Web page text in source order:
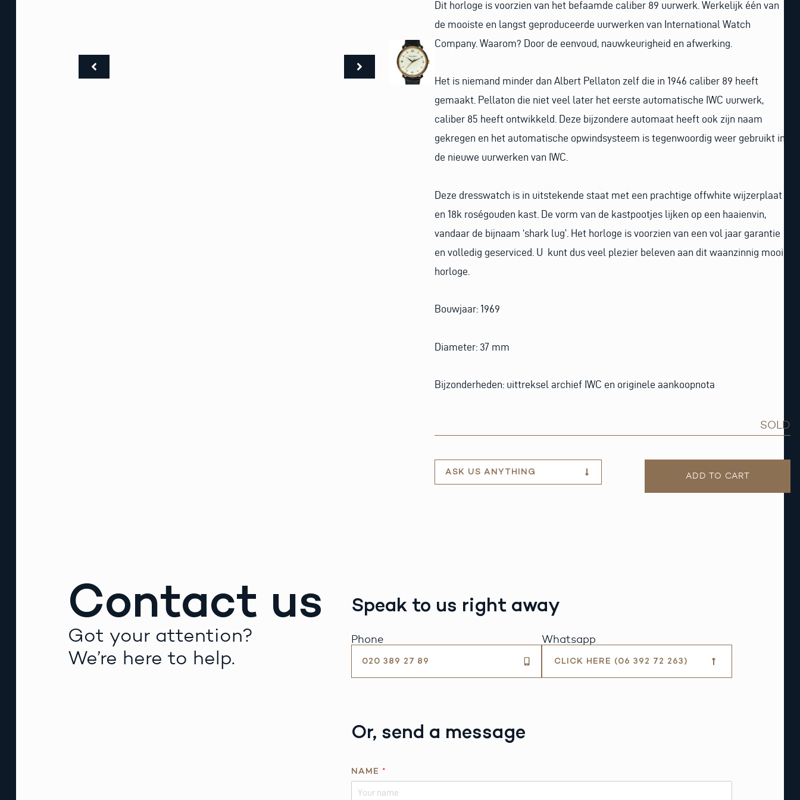
Dit horloge is voorzien van het befaamde caliber 89 uurwerk. Werkelijk één van
de mooiste en langst geproduceerde uurwerken van International Watch
Company. Waarom? Door de eenvoud, nauwkeurigheid en afwerking.
Het is niemand minder dan Albert Pellaton zelf die in 1946 caliber 89 heeft
gemaakt. Pellaton die niet veel later het eerste automatische IWC uurwerk,
caliber 85 heeft ontwikkeld. Deze bijzondere automaat heeft ook zijn naam
gekregen en het automatische opwindsysteem is tegenwoordig weer gebruikt in
de nieuwe uurwerken van IWC.
Deze dresswatch is in uitstekende staat met een prachtige offwhite wijzerplaat
en 18k roségouden kast. De vorm van de kastpootjes lijken op een haaienvin,
vandaar de bijnaam ‘shark lug’. Het horloge is voorzien van een vol jaar garantie
en volledig geserviced. U kunt dus veel plezier beleven aan dit waanzinnig mooie
horloge.
Bouwjaar: 1969
Diameter: 37 mm
Bijzonderheden: uittreksel archief IWC en originele aankoopnota
SOLD
ASK US ANYTHING ADD TO CART
Contact us
Got your attention?
We’re here to help.
Speak to us right away
Phone
020 389 27 89
Whatsapp
CLICK HERE (06 392 72 263)
Or, send a message
NAME *